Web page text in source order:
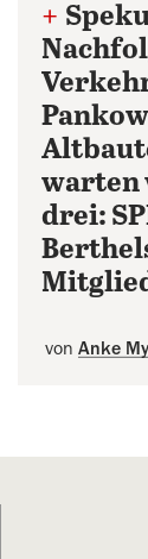
+
warten
drei:
von Anke